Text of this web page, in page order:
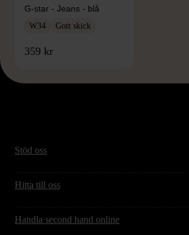
G-star - Jeans - blå
W34 Gott skick
359 kr
Stöd oss
Hitta till oss
Handla second hand online